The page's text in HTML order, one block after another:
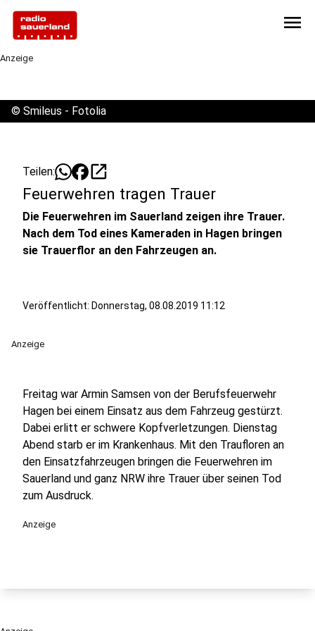
menu
Anzeige
© Smileus - Fotolia
Teilen: open_in_new
Feuerwehren tragen Trauer
Die Feuerwehren im Sauerland zeigen ihre Trauer.
Nach dem Tod eines Kameraden in Hagen bringen
sie Trauerflor an den Fahrzeugen an.
Veröffentlicht: Donnerstag, 08.08.2019 11:12
Anzeige
Freitag war Armin Samsen von der Berufsfeuerwehr
Hagen bei einem Einsatz aus dem Fahrzeug gestürzt.
Dabei erlitt er schwere Kopfverletzungen. Dienstag
Abend starb er im Krankenhaus. Mit den Traufloren an
den Einsatzfahrzeugen bringen die Feuerwehren im
Sauerland und ganz NRW ihre Trauer über seinen Tod
zum Ausdruck.
Anzeige